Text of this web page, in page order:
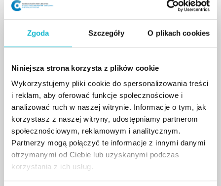
Zgoda Szczegóły O plikach cookies
Niniejsza strona korzysta z plików cookie
Wykorzystujemy pliki cookie do spersonalizowania treści
i reklam, aby oferować funkcje społecznościowe i
analizować ruch w naszej witrynie. Informacje o tym, jak
korzystasz z naszej witryny, udostępniamy partnerom
społecznościowym, reklamowym i analitycznym.
Partnerzy mogą połączyć te informacje z innymi danymi
otrzymanymi od Ciebie lub uzyskanymi podczas
korzystania z ich usług.
wdrożeń do produkcji przemysłowej.
W 2004 roku otrzymał stopień naukowy w
dyscyplinie artystycznej Architektury Wnętrz na
Gepperta we Wrocławiu. Tytuł pracy doktorskiej:
Przemysłowe wytwarzanie a formy
współczesnych siedzisk. Promotor: prof. dr hab.
Edward Zielonka. Uzyskany tytuł: Doktor sztuk
projektowych.
Po uzyskaniu stopnia naukowego w 2004 roku,
od 2006 roku pracuje na stanowisku adiunkta,